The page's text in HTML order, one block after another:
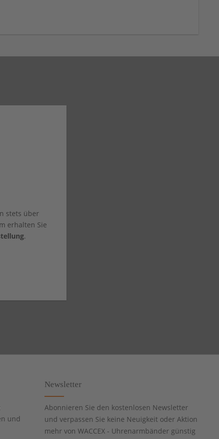
stets über
erhalten Sie
.
und
Newsletter
Abonnieren Sie den kostenlosen Newsletter
und verpassen Sie keine Neuigkeit oder Aktion
mehr von WACCEX - Uhrenarmbänder günstig